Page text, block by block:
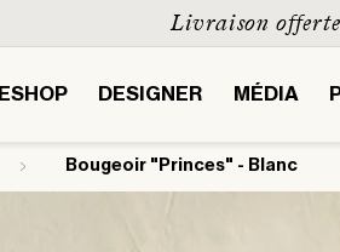
Livraison
ESHOP DESIGNER MÉDIA
Bougeoir "Princes" - Blanc